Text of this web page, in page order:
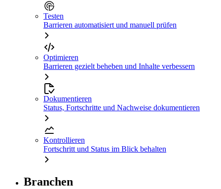
Testen
Barrieren automatisiert und manuell prüfen
Optimieren
Barrieren gezielt beheben und Inhalte verbessern
Dokumentieren
Status, Fortschritte und Nachweise dokumentieren
Kontrollieren
Fortschritt und Status im Blick behalten
Branchen